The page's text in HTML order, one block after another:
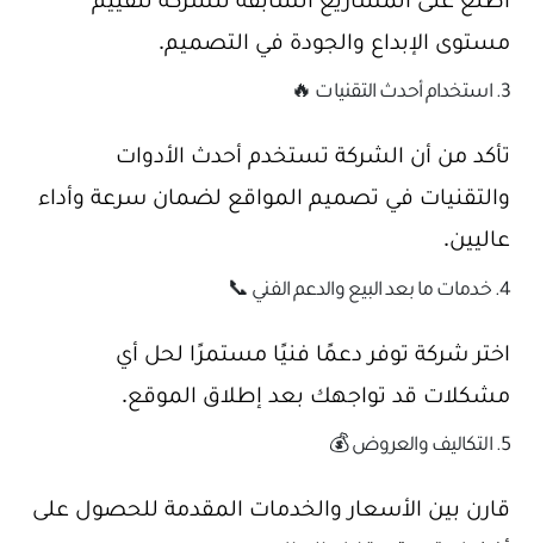
مستوى الإبداع والجودة في التصميم.
3. استخدام أحدث التقنيات 🔥
تأكد من أن الشركة تستخدم أحدث الأدوات
والتقنيات في تصميم المواقع لضمان سرعة وأداء
عاليين.
4. خدمات ما بعد البيع والدعم الفني 📞
اختر شركة توفر دعمًا فنيًا مستمرًا لحل أي
مشكلات قد تواجهك بعد إطلاق الموقع.
5. التكاليف والعروض 💰
قارن بين الأسعار والخدمات المقدمة للحصول على